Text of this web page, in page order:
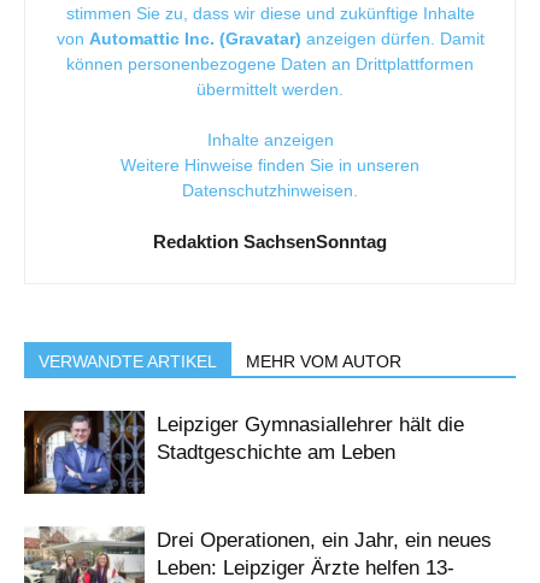
stimmen Sie zu, dass wir diese und zukünftige Inhalte
von Automattic Inc. (Gravatar) anzeigen dürfen. Damit
können personenbezogene Daten an Drittplattformen
übermittelt werden.
Inhalte anzeigen
Weitere Hinweise finden Sie in unseren
Datenschutzhinweisen
Redaktion SachsenSonntag
VERWANDTE ARTIKEL MEHR VOM AUTOR
Leipziger Gymnasiallehrer hält die
Stadtgeschichte am Leben
Drei Operationen, ein Jahr, ein neues
Leben: Leipziger Ärzte helfen 13-